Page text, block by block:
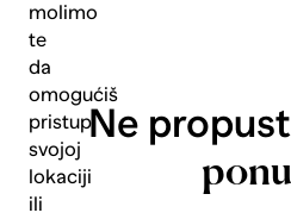
molimo
te
da
omogućiš
pristup
svojoj
lokaciji
ili
Ne